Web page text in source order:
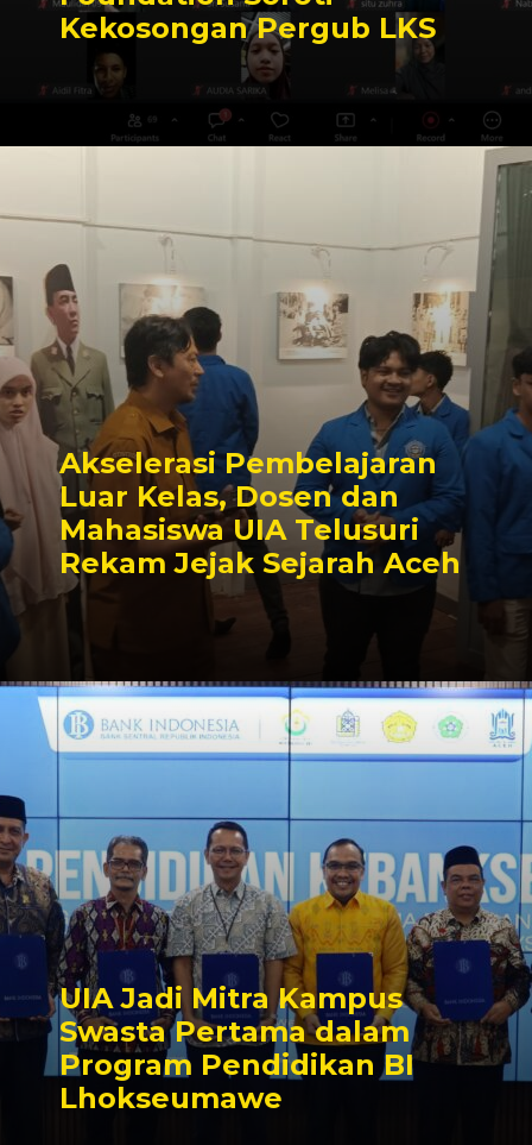
Kekosongan Pergub LKS
Akselerasi Pembelajaran
Luar Kelas, Dosen dan
Mahasiswa UIA Telusuri
Rekam Jejak Sejarah Aceh
UIA Jadi Mitra Kampus
Swasta Pertama dalam
Program Pendidikan BI
Lhokseumawe